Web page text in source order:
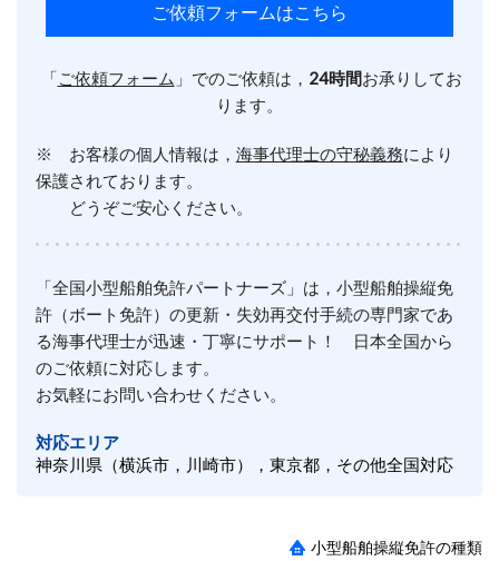
ご依頼フォームはこちら
「ご依頼フォーム 」でのご依頼は， 24時間お承りしてお
ります。
※ お客様の個人情報は， 海事代理士の守秘義務により
保護されております。
どうぞご安心ください。
「全国小型船舶免許パートナーズ」は，小型船舶操縦免
許（ボート免許）の更新・失効再交付手続の専門家であ
る海事代理士が迅速・丁寧にサポート！ 日本全国から
のご依頼に対応します。
お気軽にお問い合わせください。
対応エリア
神奈川県（横浜市，川崎市），東京都，その他全国対応
小型船舶操縦免許の種類